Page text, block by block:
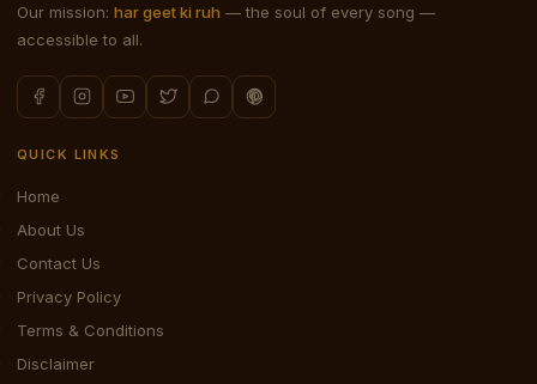
Our mission: har geet ki ruh — the soul of every song —
accessible to all.
QUICK LINKS
Home
About Us
Contact Us
Privacy Policy
Terms & Conditions
Disclaimer